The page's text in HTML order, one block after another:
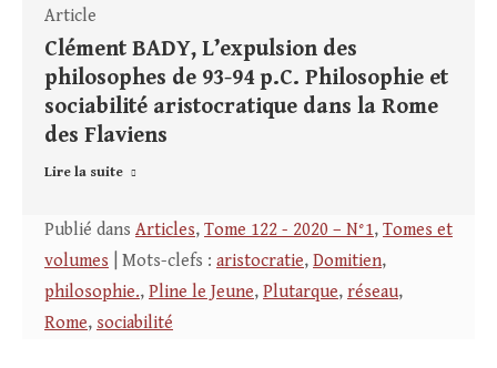
Article
Clément BADY, L’expulsion des
philosophes de 93-94 p.C. Philosophie et
sociabilité aristocratique dans la Rome
des Flaviens
Lire la suite
Publié dans Articles, Tome 122 - 2020 – N°1, Tomes et
volumes | Mots-clefs : aristocratie, Domitien,
philosophie., Pline le Jeune, Plutarque, réseau,
Rome, sociabilité